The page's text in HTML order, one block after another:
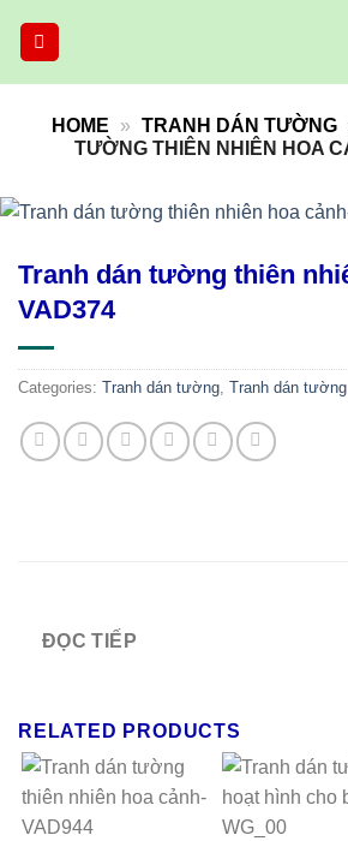
HOME » TRANH DÁN TƯỜNG
TƯỜNG THIÊN NHIÊN HOA
Tranh dán tường thiên
VAD374
Categories: Tranh dán tường, Tranh dán
ĐỌC TIẾP
RELATED PRODUCTS